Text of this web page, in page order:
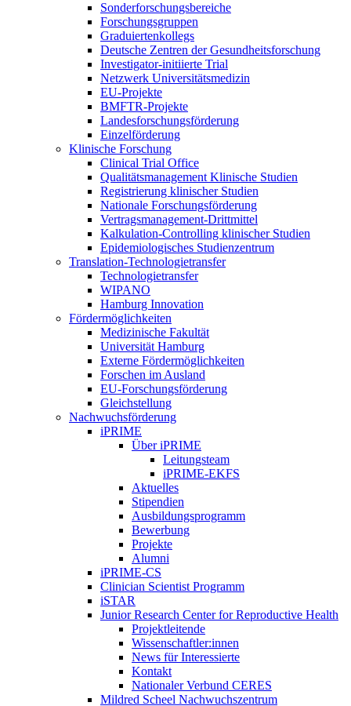
Sonderforschungsbereiche
Forschungsgruppen
Graduiertenkollegs
Deutsche Zentren der Gesundheitsforschung
Investigator-initiierte Trial
Netzwerk Universitätsmedizin
EU-Projekte
BMFTR-Projekte
Landesforschungsförderung
Einzelförderung
Klinische Forschung
Clinical Trial Office
Qualitätsmanagement Klinische Studien
Registrierung klinischer Studien
Nationale Forschungsförderung
Vertragsmanagement-Drittmittel
Kalkulation-Controlling klinischer Studien
Epidemiologisches Studienzentrum
Translation-Technologietransfer
Technologietransfer
WIPANO
Hamburg Innovation
Fördermöglichkeiten
Medizinische Fakultät
Universität Hamburg
Externe Fördermöglichkeiten
Forschen im Ausland
EU-Forschungsförderung
Gleichstellung
Nachwuchsförderung
iPRIME
Über iPRIME
Leitungsteam
iPRIME-EKFS
Aktuelles
Stipendien
Ausbildungsprogramm
Bewerbung
Projekte
Alumni
iPRIME-CS
Clinician Scientist Programm
iSTAR
Junior Research Center for Reproductive Health
Projektleitende
Wissenschaftler:innen
News für Interessierte
Kontakt
Nationaler Verbund CERES
Mildred Scheel Nachwuchszentrum